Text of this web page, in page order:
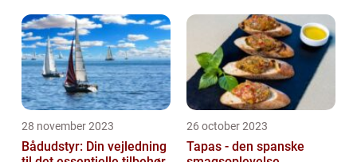
28 november 2023
Bådudstyr: Din vejledning
26 october 2023
Tapas - den spanske